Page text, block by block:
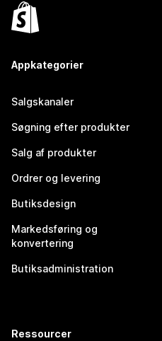
Appkategorier
Salgskanaler
Søgning efter produkter
Salg af produkter
Ordrer og levering
Butiksdesign
Markedsføring og
konvertering
Butiksadministration
Ressourcer